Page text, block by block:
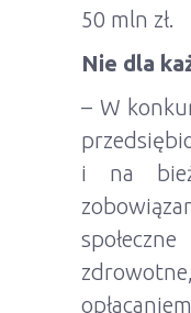
50 mln zł.
Nie dla
– W
i na